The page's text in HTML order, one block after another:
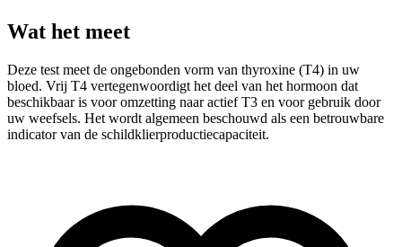
Wat het meet
Deze test meet de ongebonden vorm van thyroxine (T4) in uw
bloed. Vrij T4 vertegenwoordigt het deel van het hormoon dat
beschikbaar is voor omzetting naar actief T3 en voor gebruik door
uw weefsels. Het wordt algemeen beschouwd als een betrouwbare
indicator van de schildklierproductiecapaciteit.